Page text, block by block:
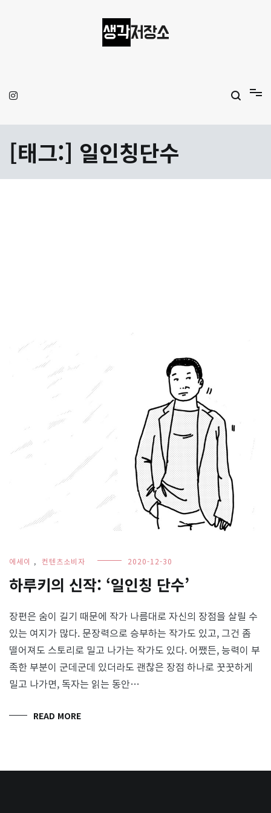
[태그:] 일인칭단수
에세이 , 컨텐츠소비자 2020-12-30
하루키의 신작: ‘일인칭 단수’
장편은 숨이 길기 때문에 작가 나름대로 자신의 장점을 살릴 수
있는 여지가 많다. 문장력으로 승부하는 작가도 있고, 그건 좀
떨어져도 스토리로 밀고 나가는 작가도 있다. 어쨌든, 능력이 부
족한 부분이 군데군데 있더라도 괜찮은 장점 하나로 꿋꿋하게
밀고 나가면, 독자는 읽는 동안…
READ MORE